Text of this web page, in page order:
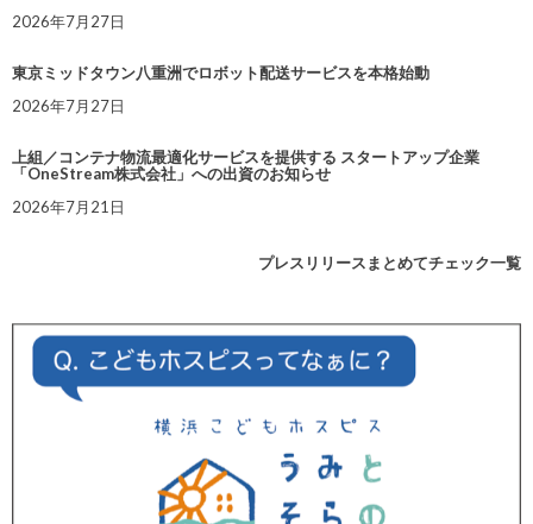
2026年7月27日
東京ミッドタウン八重洲でロボット配送サービスを本格始動
2026年7月27日
上組／コンテナ物流最適化サービスを提供する スタートアップ企業
「OneStream株式会社」への出資のお知らせ
2026年7月21日
プレスリリースまとめてチェック一覧